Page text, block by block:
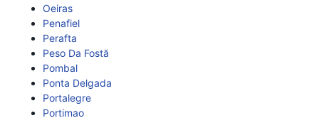
Oeiras
Penafiel
Perafta
Peso Da Fostă
Pombal
Ponta Delgada
Portalegre
Portimao